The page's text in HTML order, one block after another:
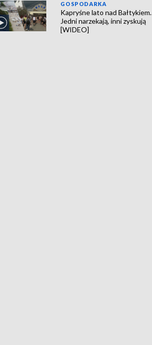
GOSPODARKA
Kapryśne lato nad Bałtykiem.
Jedni narzekają, inni zyskują
[WIDEO]